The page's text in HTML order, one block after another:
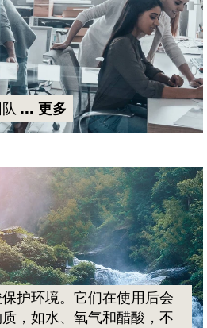
... 更多
护环境。它们在使用后会
，如水、氧气和醋酸，不